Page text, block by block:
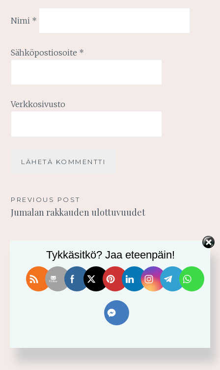
Nimi *
Sähköpostiosoite *
Verkkosivusto
Artikkelien
selaus
PREVIOUS POST
Jumalan rakkauden ulottuvuudet
TERVETULOA BLOGIINI!
Tykkäsitkö? Jaa eteenpäin!